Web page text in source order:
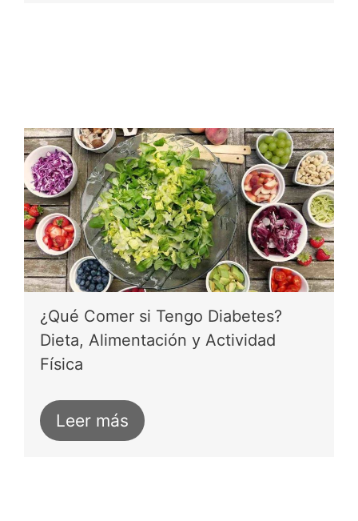
¿Qué Comer si Tengo Diabetes?
Dieta, Alimentación y Actividad
Física
Leer más